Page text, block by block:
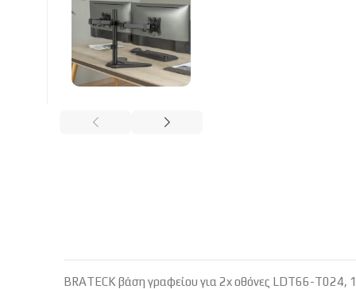
BRATECK βάση γραφείου για 2x οθόνες LDT66-T024,